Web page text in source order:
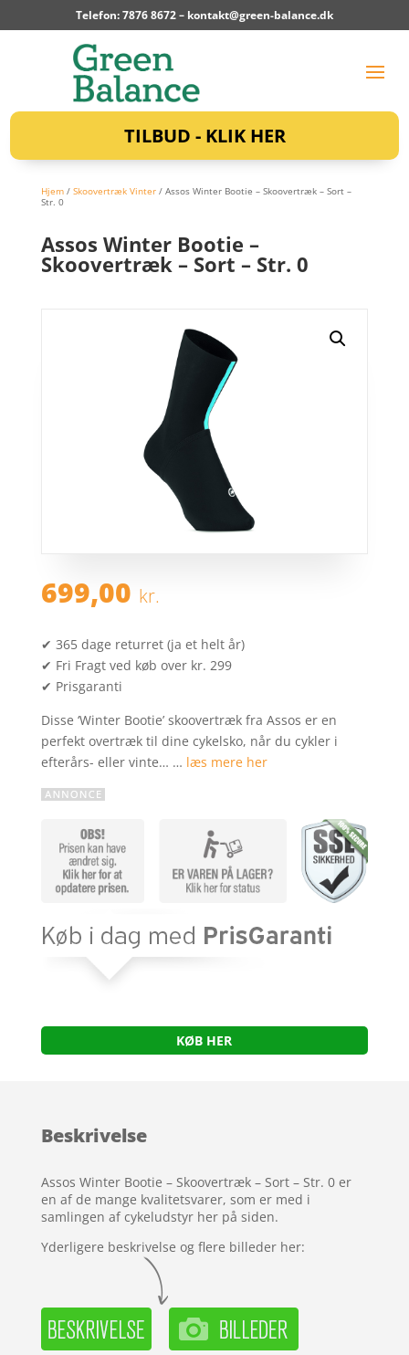
Telefon: 7876 8672 – kontakt@green-balance.dk
TILBUD - KLIK HER
Hjem/ Skoovertræk Vinter/ Assos Winter Bootie – Skoovertræk – Sort –
Str. 0
Assos Winter Bootie –
Skoovertræk – Sort – Str. 0
699,00 kr.
✔ 365 dage returret (ja et helt år)
✔ Fri Fragt ved køb over kr. 299
✔ Prisgaranti
Disse ‘Winter Bootie’ skoovertræk fra Assos er en
perfekt overtræk til dine cykelsko, når du cykler i
efterårs- eller vinte… … læs mere her
KØB HER
Beskrivelse
Assos Winter Bootie – Skoovertræk – Sort – Str. 0 er
en af de mange kvalitetsvarer, som er med i
samlingen af cykeludstyr her på siden.
Yderligere beskrivelse og flere billeder her: